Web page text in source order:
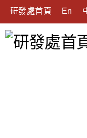
研發處首頁 En